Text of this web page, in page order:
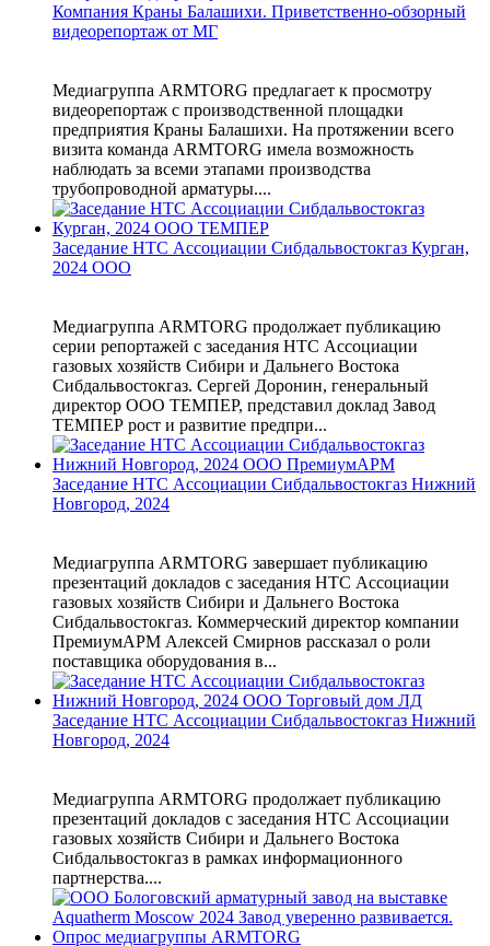
Компания Краны Балашихи. Приветственно-обзорный
видеорепортаж от МГ
Медиагруппа ARMTORG предлагает к просмотру
видеорепортаж с производственной площадки
предприятия Краны Балашихи. На протяжении всего
визита команда ARMTORG имела возможность
наблюдать за всеми этапами производства
трубопроводной арматуры....
Заседание НТС Ассоциации Сибдальвостокгаз Курган,
2024 ООО
Медиагруппа ARMTORG продолжает публикацию
серии репортажей с заседания НТС Ассоциации
газовых хозяйств Сибири и Дальнего Востока
Сибдальвостокгаз. Сергей Доронин, генеральный
директор ООО ТЕМПЕР, представил доклад Завод
ТЕМПЕР рост и развитие предпри...
Заседание НТС Ассоциации Сибдальвостокгаз Нижний
Новгород, 2024
Медиагруппа ARMTORG завершает публикацию
презентаций докладов с заседания НТС Ассоциации
газовых хозяйств Сибири и Дальнего Востока
Сибдальвостокгаз. Коммерческий директор компании
ПремиумАРМ Алексей Смирнов рассказал о роли
поставщика оборудования в...
Заседание НТС Ассоциации Сибдальвостокгаз Нижний
Новгород, 2024
Медиагруппа ARMTORG продолжает публикацию
презентаций докладов с заседания НТС Ассоциации
газовых хозяйств Сибири и Дальнего Востока
Сибдальвостокгаз в рамках информационного
партнерства....